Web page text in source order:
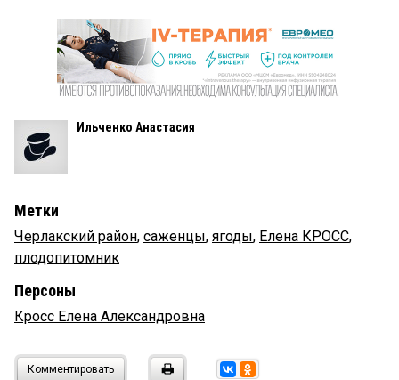
Ильченко Анастасия
Метки
Черлакский район, саженцы, ягоды, Елена КРОСС,
плодопитомник
Персоны
Кросс Елена Александровна
Комментировать